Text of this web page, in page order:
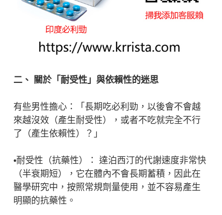
二、 關於「耐受性」與依賴性的迷思
有些男性擔心：「長期吃必利勁，以後會不會越
來越沒效（產生耐受性），或者不吃就完全不行
了（產生依賴性）？」
•耐受性（抗藥性）： 達泊西汀的代謝速度非常快
（半衰期短），它在體內不會長期蓄積，因此在
醫學研究中，按照常規劑量使用，並不容易產生
明顯的抗藥性。